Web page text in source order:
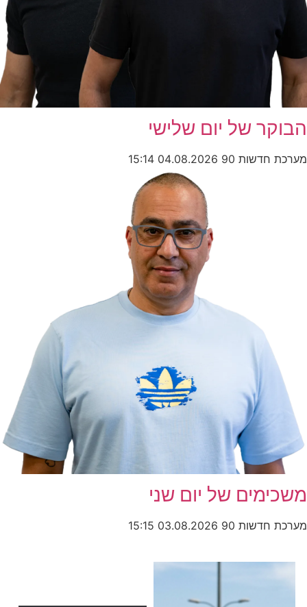
הבוקר של יום שלישי
מערכת חדשות 90 04.08.2026
15:14
משכימים של יום שני
מערכת חדשות 90 03.08.2026
15:15